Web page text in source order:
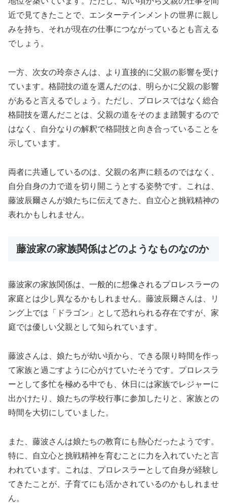
近で見てきたことで、エンターテインメントの世界に親し
みを持ち、それが現在の仕事につながっているとも言える
でしょう。
一方、次女の玲奈さんは、より直接的に父親の影響を受け
ています。格闘技の道を選んだのは、明らかに父親の影響
があると言えるでしょう。ただし、プロレスではなく総合
格闘技を選んだことは、父親の道をそのまま踏襲するので
はなく、自分なりの解釈で格闘技と向き合っていることを
示しています。
両者に共通しているのは、父親の名声に頼るのではなく、
自分自身の力で道を切り開こうとする姿勢です。これは、
藤波辰爾さんが娘たちに伝えてきた、自立心と挑戦精神の
表れかもしれません。
藤波家の家族関係はどのようなものなのか
藤波家の家族関係は、一般的に想像されるプロレスラーの
家庭とは少し異なるかもしれません。藤波辰爾さんは、リ
ング上では「ドラゴン」として恐れられる存在ですが、家
庭では優しい父親として知られています。
藤波さんは、娘たちが幼い頃から、できる限り時間を作っ
て家族と過ごすように心がけていたそうです。プロレスラ
ーとして多忙を極める中でも、休日には家族でレジャーに
出かけたり、娘たちの学校行事に参加したりと、家族との
時間を大切にしていました。
また、藤波さんは娘たちの教育にも熱心だったようです。
特に、自立心と挑戦精神を育むことに力を入れていたと言
われています。これは、プロレスラーとして自身が経験し
てきたことが、子育てにも活かされているのかもしれませ
ん。